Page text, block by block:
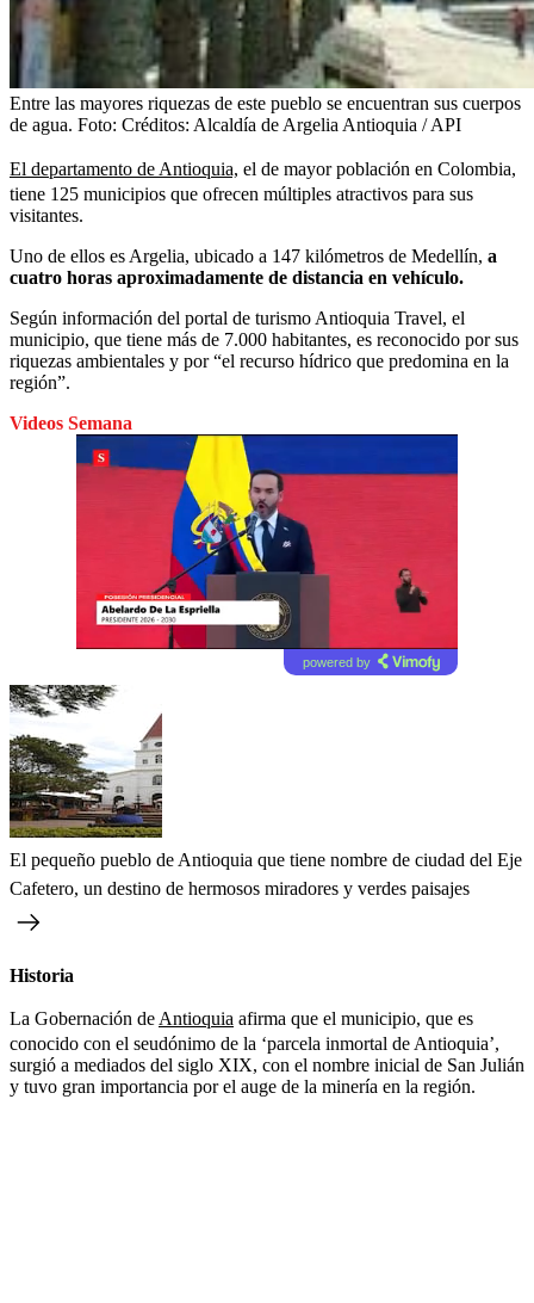
Entre las mayores riquezas de este pueblo se encuentran sus cuerpos
de agua. Foto: Créditos: Alcaldía de Argelia Antioquia / API
El departamento de Antioquia, el de mayor población en Colombia,
tiene 125 municipios que ofrecen múltiples atractivos para sus
visitantes.
Uno de ellos es Argelia, ubicado a 147 kilómetros de Medellín, a
cuatro horas aproximadamente de distancia en vehículo.
Según información del portal de turismo Antioquia Travel, el
municipio, que tiene más de 7.000 habitantes, es reconocido por sus
riquezas ambientales y por “el recurso hídrico que predomina en la
región”.
Videos Semana
powered by
El pequeño pueblo de Antioquia que tiene nombre de ciudad del Eje
Cafetero, un destino de hermosos miradores y verdes paisajes
Historia
La Gobernación de Antioquia afirma que el municipio, que es
conocido con el seudónimo de la ‘parcela inmortal de Antioquia’,
surgió a mediados del siglo XIX, con el nombre inicial de San Julián
y tuvo gran importancia por el auge de la minería en la región.